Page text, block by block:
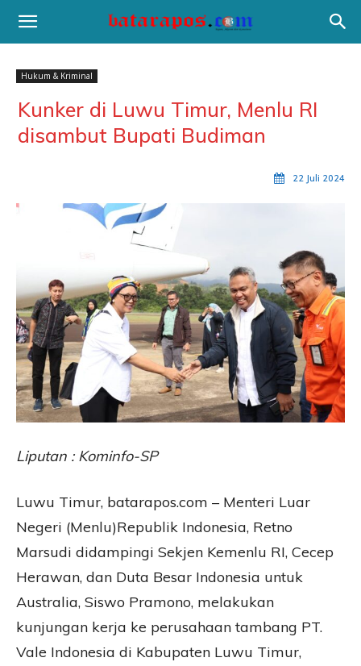
Hukum & Kriminal
Kunker di Luwu Timur, Menlu RI
disambut Bupati Budiman
22 Juli 2024
Liputan : Kominfo-SP
Luwu Timur, batarapos.com – Menteri Luar
Negeri (Menlu)Republik Indonesia, Retno
Marsudi didampingi Sekjen Kemenlu RI, Cecep
Herawan, dan Duta Besar Indonesia untuk
Australia, Siswo Pramono, melakukan
kunjungan kerja ke perusahaan tambang PT.
Vale Indonesia di Kabupaten Luwu Timur,